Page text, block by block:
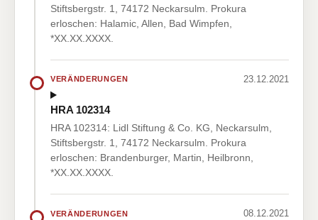
Stiftsbergstr. 1, 74172 Neckarsulm. Prokura
erloschen: Halamic, Allen, Bad Wimpfen,
*XX.XX.XXXX.
VERÄNDERUNGEN 23.12.2021
HRA 102314
HRA 102314: Lidl Stiftung & Co. KG, Neckarsulm,
Stiftsbergstr. 1, 74172 Neckarsulm. Prokura
erloschen: Brandenburger, Martin, Heilbronn,
*XX.XX.XXXX.
VERÄNDERUNGEN 08.12.2021